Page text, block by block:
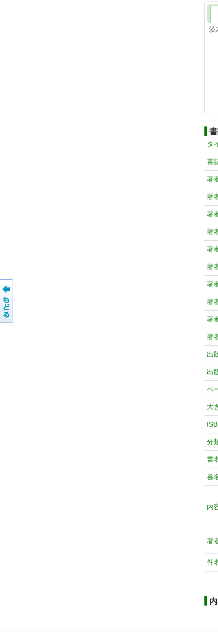
茨
タ
書
著
著
著
著
著
著
著
著
著
著
出
出
ペ
大
分
書
書
内
著
件